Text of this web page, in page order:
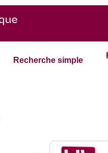
Recherche simple